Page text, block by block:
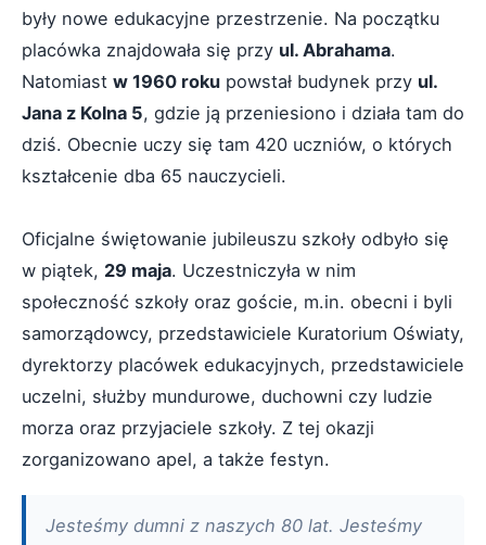
były nowe edukacyjne przestrzenie. Na początku
placówka znajdowała się przy ul. Abrahama.
Natomiast w 1960 roku powstał budynek przy ul.
Jana z Kolna 5, gdzie ją przeniesiono i działa tam do
dziś. Obecnie uczy się tam 420 uczniów, o których
kształcenie dba 65 nauczycieli.
Oficjalne świętowanie jubileuszu szkoły odbyło się
w piątek, 29 maja. Uczestniczyła w nim
społeczność szkoły oraz goście, m.in. obecni i byli
samorządowcy, przedstawiciele Kuratorium Oświaty,
dyrektorzy placówek edukacyjnych, przedstawiciele
uczelni, służby mundurowe, duchowni czy ludzie
morza oraz przyjaciele szkoły. Z tej okazji
zorganizowano apel, a także festyn.
Jesteśmy dumni z naszych 80 lat. Jesteśmy